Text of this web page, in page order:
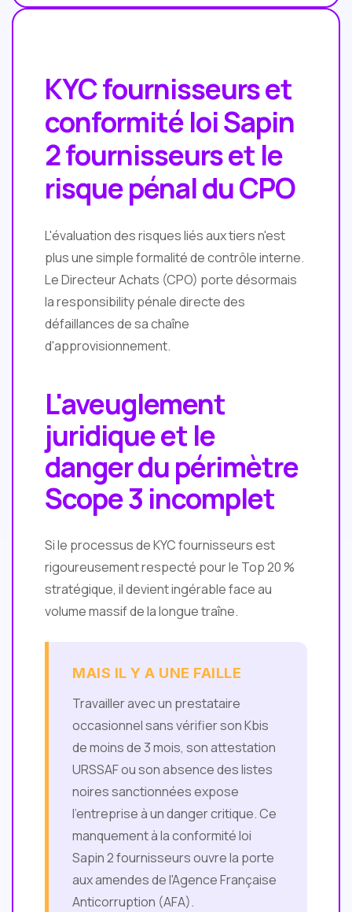
KYC fournisseurs et
conformité loi Sapin
2 fournisseurs et le
risque pénal du CPO
L'évaluation des risques liés aux tiers n'est
plus une simple formalité de contrôle interne.
Le Directeur Achats (CPO) porte désormais
la responsibility pénale directe des
défaillances de sa chaîne
d'approvisionnement.
L'aveuglement
juridique et le
danger du périmètre
Scope 3 incomplet
Si le processus de KYC fournisseurs est
rigoureusement respecté pour le Top 20 %
stratégique, il devient ingérable face au
volume massif de la longue traîne.
MAIS IL Y A UNE FAILLE
Travailler avec un prestataire
occasionnel sans vérifier son Kbis
de moins de 3 mois, son attestation
URSSAF ou son absence des listes
noires sanctionnées expose
l'entreprise à un danger critique. Ce
manquement à la conformité loi
Sapin 2 fournisseurs ouvre la porte
aux amendes de l'Agence Française
Anticorruption (AFA).